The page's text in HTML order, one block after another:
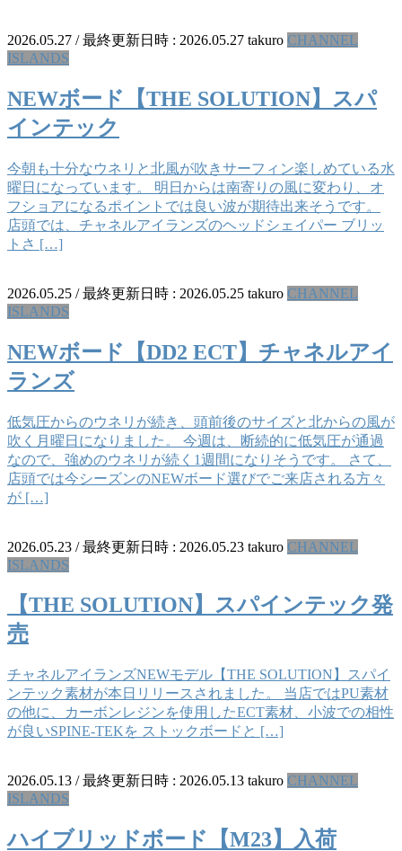
2026.05.27 / 最終更新日時 : 2026.05.27 takuro CHANNEL
ISLANDS
NEWボード【THE SOLUTION】スパ
インテック
今朝も十分なウネリと北風が吹きサーフィン楽しめている水
曜日になっています。 明日からは南寄りの風に変わり、オ
フショアになるポイントでは良い波が期待出来そうです。
店頭では、チャネルアイランズのヘッドシェイパー ブリッ
トさ […]
2026.05.25 / 最終更新日時 : 2026.05.25 takuro CHANNEL
ISLANDS
NEWボード【DD2 ECT】チャネルアイ
ランズ
低気圧からのウネリが続き、頭前後のサイズと北からの風が
吹く月曜日になりました。 今週は、断続的に低気圧が通過
なので、強めのウネリが続く1週間になりそうです。 さて、
店頭では今シーズンのNEWボード選びでご来店される方々
が […]
2026.05.23 / 最終更新日時 : 2026.05.23 takuro CHANNEL
ISLANDS
【THE SOLUTION】スパインテック発
売
チャネルアイランズNEWモデル【THE SOLUTION】スパイ
ンテック素材が本日リリースされました。 当店ではPU素材
の他に、カーボンレジンを使用したECT素材、小波での相性
が良いSPINE‐TEKを ストックボードと […]
2026.05.13 / 最終更新日時 : 2026.05.13 takuro CHANNEL
ISLANDS
ハイブリッドボード【M23】入荷